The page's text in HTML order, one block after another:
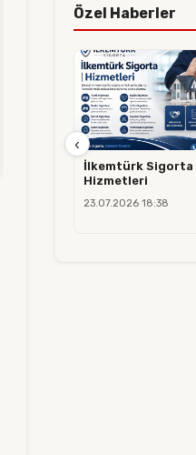
Özel Haberler
İlkemtürk Sigorta
Hizmetleri
23.07.2026 18:38
‹